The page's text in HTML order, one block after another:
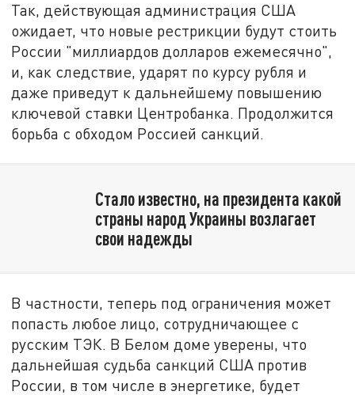
Так, действующая администрация США
ожидает, что новые рестрикции будут стоить
России "миллиардов долларов ежемесячно",
и, как следствие, ударят по курсу рубля и
даже приведут к дальнейшему повышению
ключевой ставки Центробанка. Продолжится
борьба с обходом Россией санкций.
Стало известно, на президента какой
страны народ Украины возлагает
свои надежды
В частности, теперь под ограничения может
попасть любое лицо, сотрудничающее с
русским ТЭК. В Белом доме уверены, что
дальнейшая судьба санкций США против
России, в том числе в энергетике, будет